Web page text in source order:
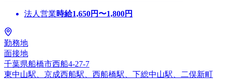
法人営業時給1,650円〜1,800円
勤務地
面接地
千葉県船橋市西船4-27-7
東中山駅、京成西船駅、西船橋駅、下総中山駅、二俣新町